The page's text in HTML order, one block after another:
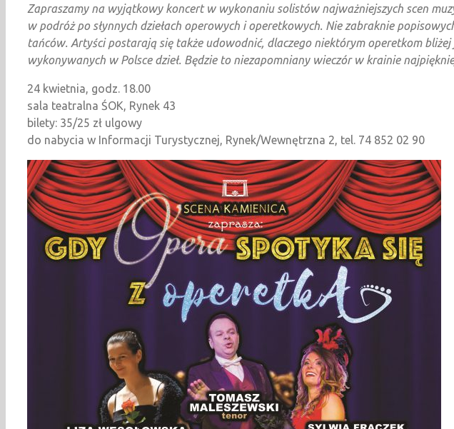
Zapraszamy na wyjątkowy koncert w wykonaniu solistów najważniejszych scen
w podróż po słynnych dziełach operowych i operetkowych. Nie zabraknie
tańców. Artyści postarają się także udowodnić, dlaczego niektórym operetkom
wykonywanych w Polsce dzieł. Będzie to niezapomniany wieczór w krainie
24 kwietnia, godz. 18.00
sala teatralna ŚOK, Rynek 43
bilety: 35/25 zł ulgowy
do nabycia w Informacji Turystycznej, Rynek/Wewnętrzna 2, tel. 74 852 02 90